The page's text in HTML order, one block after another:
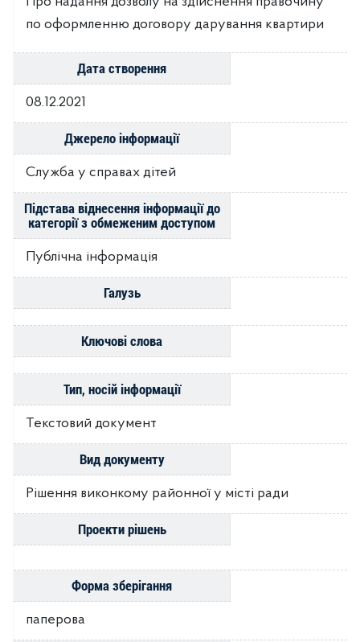
по оформленню договору дарування квартири
Дата створення
08.12.2021
Джерело інформації
Служба у справах дітей
Підстава віднесення інформації до
категорії з обмеженим доступом
Публічна інформація
Галузь
Ключові слова
Тип, носій інформації
Текстовий документ
Вид документу
Рішення виконкому районної у місті ради
Проекти рішень
Форма зберігання
паперова